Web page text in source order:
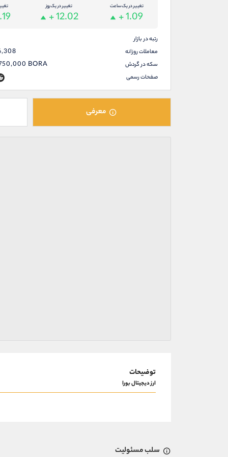
تغییر در یک ساعت
+ 1.09
تغییر در یک روز
+ 12.02
رتبه در بازار
معاملات روزانه
سکه در گردش BORA
صفحات رسمی
معرفی
توضیحات
ارز دیجیتال بورا
سلب مسئولیت